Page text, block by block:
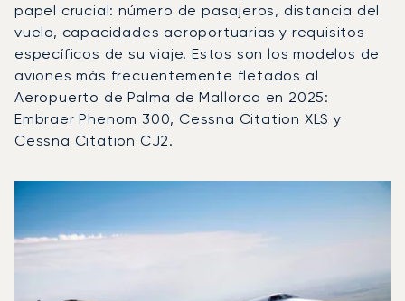
papel crucial: número de pasajeros, distancia del
vuelo, capacidades aeroportuarias y requisitos
específicos de su viaje. Estos son los modelos de
aviones más frecuentemente fletados al
Aeropuerto de Palma de Mallorca en 2025:
Embraer Phenom 300, Cessna Citation XLS y
Cessna Citation CJ2.
Foto de la aeronaveModelo de aeronave
Movimientos
Asientos
Velocidad (km/h)
Autonomía (km)
Autonomía (NM)